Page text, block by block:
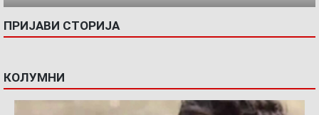
ПРИЈАВИ СТОРИЈА
КОЛУМНИ